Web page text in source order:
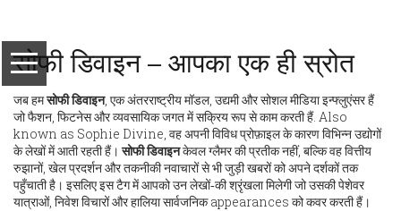
सोफी डिवाइन – आपका एक ही स्रोत
जब हमसोफी डिवाइन, एक अंतरराष्ट्रीय मॉडल, उद्यमी और सोशल मीडिया इन्फ्लुएंसर हैं
जो फैशन, फिटनेस और व्यवसायिक जगत में सक्रिय रूप से काम करती हैं. Also
known as Sophie Divine, वह अपनी विविध प्रोफ़ाइल के कारण विभिन्न उद्योगों
के लेखों में आती रहती हैं।सोफी डिवाइनकेवल ग्लैमर की प्रतीक नहीं, बल्कि वह वित्तीय
रुझानों, खेल प्रदर्शन और तकनीकी नवाचारों से भी जुड़ी खबरों को अपने दर्शकों तक
पहुँचाती है। इसलिए इस टैग में आपको उन लेखों‑की श्रृंखला मिलेगी जो उसकी पेशेवर
यात्राओं, निवेश विचारों और हालिया सार्वजनिक appearances को कवर करती हैं।